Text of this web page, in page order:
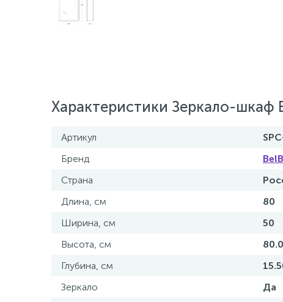
Характеристики Зеркало-шкаф
Артикул
Бренд
Страна
Длина, см
80
Ширина, см
50
Высота, см
Глубина, см
Зеркало
Да